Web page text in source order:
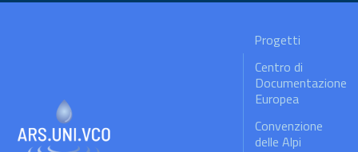
Progetti
Centro di
Documentazione
Europea
Convenzione
delle Alpi